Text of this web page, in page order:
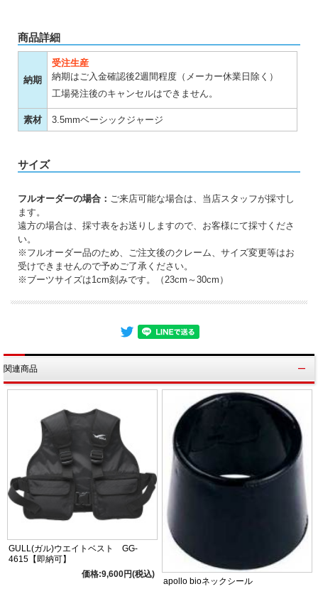
商品詳細
納期
受注生産
納期はご入金確認後2週間程度（メーカー休業日除く）
工場発注後のキャンセルはできません。
素材 3.5mmベーシックジャージ
サイズ
フルオーダーの場合： ご来店可能な場合は、当店スタッフが採寸し
ます。
遠方の場合は、採寸表をお送りしますので、お客様にて採寸くださ
い。
※フルオーダー品のため、ご注文後のクレーム、サイズ変更等はお
受けできませんので予めご了承ください。
※ブーツサイズは1cm刻みです。（23cm～30cm）
関連商品
GULL(ガル)ウエイトベスト GG-
4615【即納可】
価格:9,600円(税込)
apollo bioネックシール